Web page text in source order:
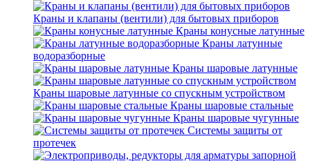
Краны и клапаны (вентили) для бытовых приборов
Краны конусные латунные
Краны латунные
водоразборные
Краны шаровые латунные
Краны шаровые латунные со спускным устройством
Краны шаровые стальные
Краны шаровые чугунные
Системы защиты от
протечек